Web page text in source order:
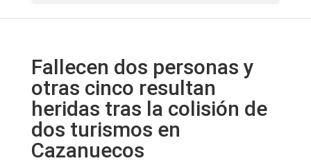
Fallecen dos personas y
otras cinco resultan
heridas tras la colisión de
dos turismos en
Cazanuecos